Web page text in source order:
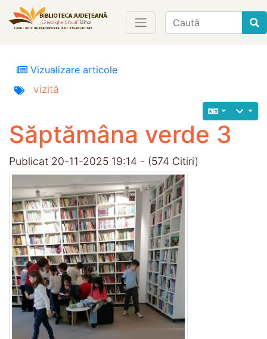
Find
Vizualizare articole
vizită
Săptămâna verde 3
Publicat 20-11-2025 19:14 - (574 Citiri)